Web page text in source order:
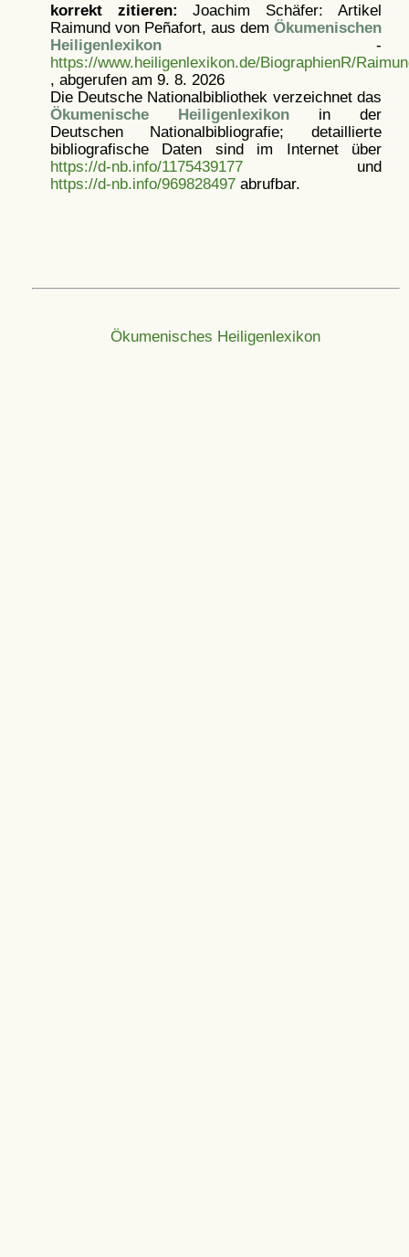
korrekt zitieren: Joachim Schäfer: Artikel
Raimund von Peñafort, aus dem Ökumenischen
Heiligenlexikon-
https://www.heiligenlexikon.de/BiographienR/
, abgerufen am 9. 8. 2026
Die Deutsche Nationalbibliothek verzeichnet das
Ökumenische Heiligenlexikonin der
Deutschen Nationalbibliografie; detaillierte
bibliografische Daten sind im Internet über
https://d-nb.info/1175439177und
https://d-nb.info/969828497abrufbar.
Ökumenisches Heiligenlexikon